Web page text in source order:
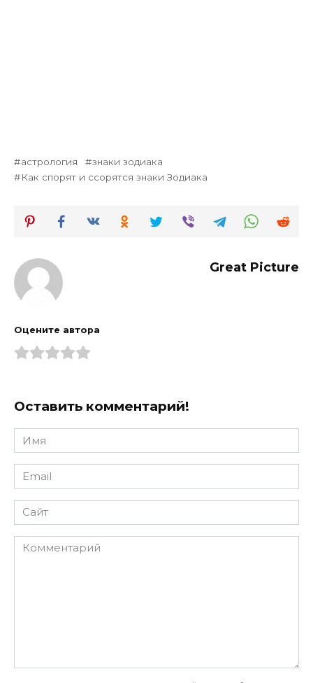
астрология
знаки зодиака
Как спорят и ссорятся знаки Зодиака
Great Picture
Оцените автора
Оставить комментарий!
Имя
*
Email
*
Сайт
Комментарий